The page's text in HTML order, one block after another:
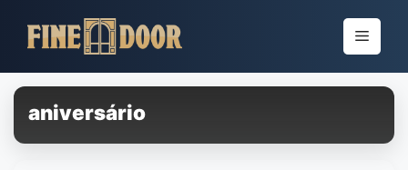
para
conteúdo
Menu
aniversário